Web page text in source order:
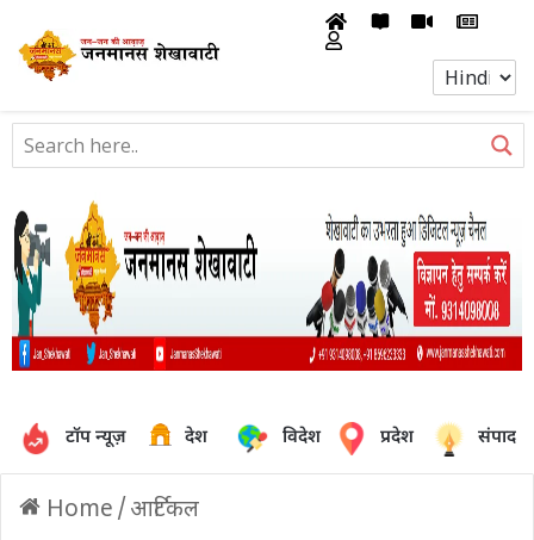
टॉप न्यूज़ देश विदेश प्रदेश
Home / आर्टिकल